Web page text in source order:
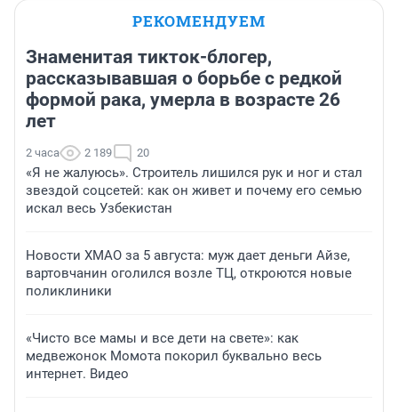
РЕКОМЕНДУЕМ
Знаменитая тикток-блогер,
рассказывавшая о борьбе с редкой
формой рака, умерла в возрасте 26
лет
2 часа 2 189 20
«Я не жалуюсь». Строитель лишился рук и ног и стал
звездой соцсетей: как он живет и почему его семью
искал весь Узбекистан
Новости ХМАО за 5 августа: муж дает деньги Айзе,
вартовчанин оголился возле ТЦ, откроются новые
поликлиники
«Чисто все мамы и все дети на свете»: как
медвежонок Момота покорил буквально весь
интернет. Видео